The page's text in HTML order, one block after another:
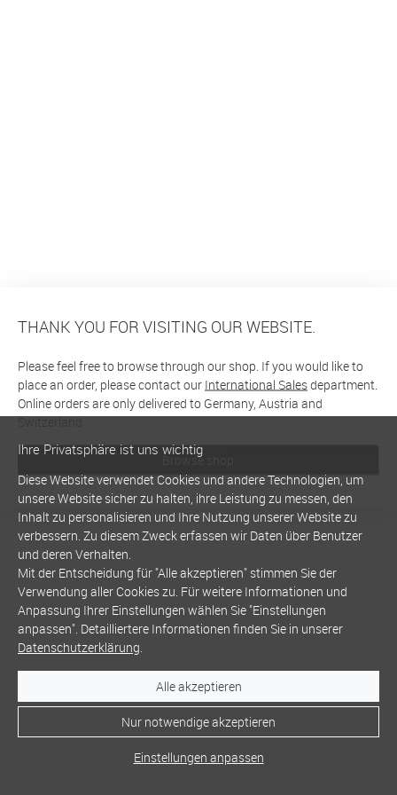
THANK YOU FOR VISITING OUR WEBSITE.
Please feel free to browse through our shop. If you would like to
place an order, please contact our International Salesdepartment.
Online orders are only delivered to Germany, Austria and
Switzerland
Browse shop
Ihre Privatsphäre ist uns wichtig
Diese Website verwendet Cookies und andere Technologien, um
unsere Website sicher zu halten, ihre Leistung zu messen, den
Inhalt zu personalisieren und Ihre Nutzung unserer Website zu
verbessern. Zu diesem Zweck erfassen wir Daten über Benutzer
und deren Verhalten.
Mit der Entscheidung für "Alle akzeptieren" stimmen Sie der
Verwendung aller Cookies zu. Für weitere Informationen und
Anpassung Ihrer Einstellungen wählen Sie "Einstellungen
anpassen". Detailliertere Informationen finden Sie in unserer
Datenschutzerklärung.
Alle akzeptieren
Nur notwendige akzeptieren
Einstellungen anpassen